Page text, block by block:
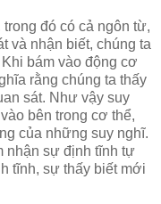
đó có cả ngôn từ,
và nhận biết, chúng ta
bám vào động cơ
rằng chúng ta thấy
sát. Như vậy suy
bên trong cơ thể,
của những suy nghĩ.
nhận sự định tĩnh tự
tĩnh, sự thấy biết mới